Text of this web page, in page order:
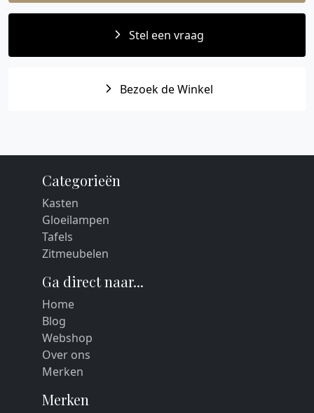
Stel een vraag
Bezoek de Winkel
Categorieën
Kasten
Gloeilampen
Tafels
Zitmeubelen
Ga direct naar...
Home
Blog
Webshop
Over ons
Merken
Merken